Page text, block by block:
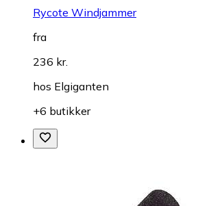
Rycote Windjammer
fra
236 kr.
hos Elgiganten
+6 butikker